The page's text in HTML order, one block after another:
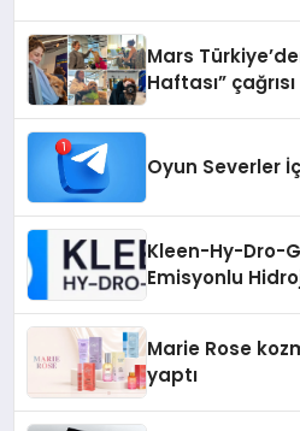
Mars
Haftası” çağrısı
Oyun Severler
Kleen-Hy-Dro-
Emisyonlu
Marie Rose
yaptı